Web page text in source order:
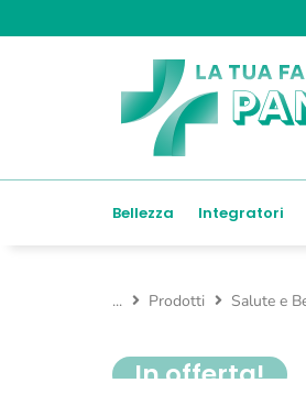
Bellezza Integratori
... Prodotti Salute e
In offerta!